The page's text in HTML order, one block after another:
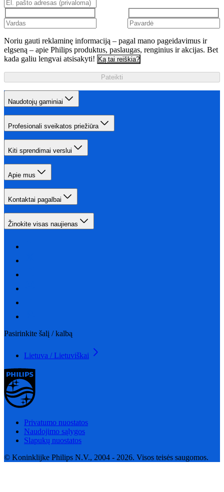
Noriu gauti reklaminę informaciją – pagal mano pageidavimus ir
elgseną – apie Philips produktus, paslaugas, renginius ir akcijas. Bet
kada galiu lengvai atsisakyti! Ką tai reiškia?
Pateikti
Naudotojų gaminiai
Profesionali sveikatos priežiūra
Kiti sprendimai verslui
Apie mus
Kontaktai pagalbai
Žinokite visas naujienas
Pasirinkite šalį / kalbą
Lietuva / Lietuviškai
Privatumo nuostatos
Naudojimo sąlygos
Slapukų nuostatos
© Koninklijke Philips N.V., 2004 - 2026. Visos teisės saugomos.